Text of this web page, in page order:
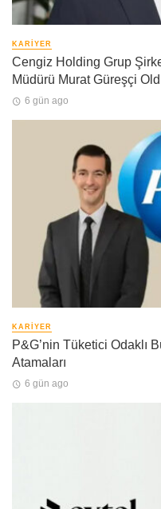
KARIYER
Cengiz Holding Grup
Müdürü Murat Güreşçi
6 gün ago
KARIYER
P&G’nin Tüketici Odaklı
Atamaları
6 gün ago